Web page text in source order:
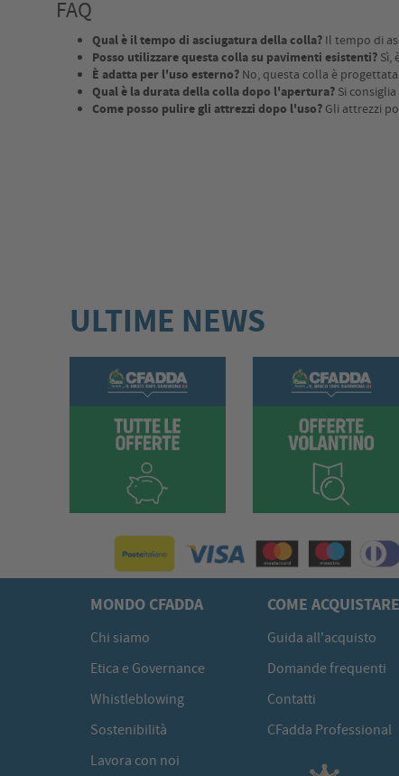
FAQ
Qual è il tempo di asciugatura della colla? Il tempo di
Posso utilizzare questa colla su pavimenti esistenti? Sì,
È adatta per l'uso esterno? No, questa colla è
Qual è la durata della colla dopo l'apertura? Si
Come posso pulire gli attrezzi dopo l'uso? Gli attrezzi
ULTIME NEWS
MONDO CFADDA
Chi siamo
Etica e Governance
Whistleblowing
Sostenibilità
Lavora con noi
COME ACQUISTARE
Guida all'acquisto
Domande frequenti
Contatti
CFadda Professional